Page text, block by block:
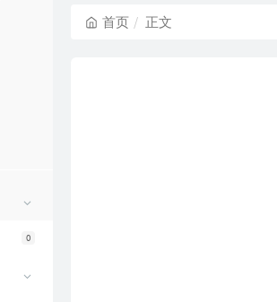
0
首页 正文